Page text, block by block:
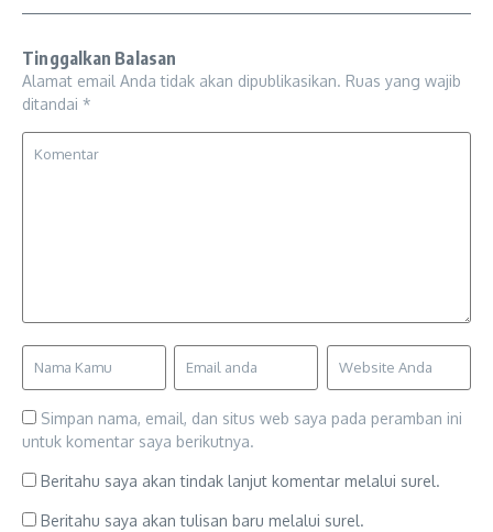
Tinggalkan Balasan
Alamat email Anda tidak akan dipublikasikan. Ruas yang wajib
ditandai *
Simpan nama, email, dan situs web saya pada peramban ini
untuk komentar saya berikutnya.
Beritahu saya akan tindak lanjut komentar melalui surel.
Beritahu saya akan tulisan baru melalui surel.